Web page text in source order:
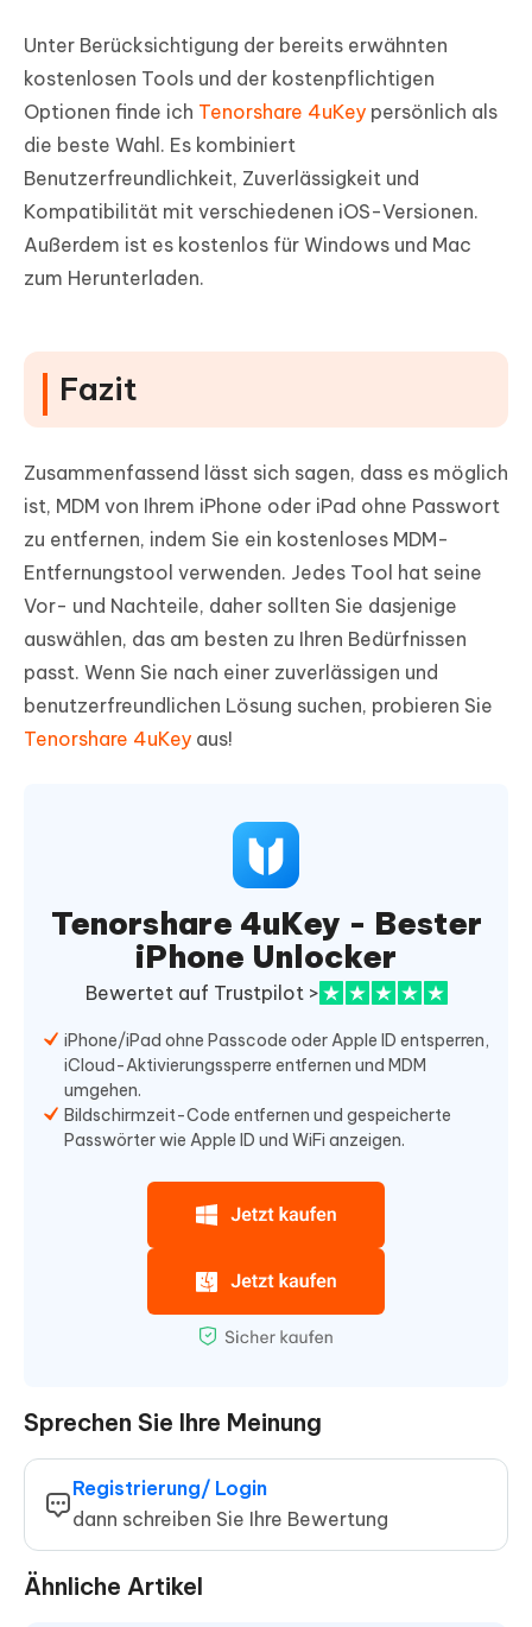
Unter Berücksichtigung der bereits erwähnten
kostenlosen Tools und der kostenpflichtigen
Optionen finde ich Tenorshare 4uKey persönlich als
die beste Wahl. Es kombiniert
Benutzerfreundlichkeit, Zuverlässigkeit und
Kompatibilität mit verschiedenen iOS-Versionen.
Außerdem ist es kostenlos für Windows und Mac
zum Herunterladen.
Fazit
Zusammenfassend lässt sich sagen, dass es möglich
ist, MDM von Ihrem iPhone oder iPad ohne Passwort
zu entfernen, indem Sie ein kostenloses MDM-
Entfernungstool verwenden. Jedes Tool hat seine
Vor- und Nachteile, daher sollten Sie dasjenige
auswählen, das am besten zu Ihren Bedürfnissen
passt. Wenn Sie nach einer zuverlässigen und
benutzerfreundlichen Lösung suchen, probieren Sie
Tenorshare 4uKey aus!
Tenorshare 4uKey - Bester
iPhone Unlocker
Bewertet auf Trustpilot >
iPhone/iPad ohne Passcode oder Apple ID entsperren,
iCloud-Aktivierungssperre entfernen und MDM
umgehen.
Bildschirmzeit-Code entfernen und gespeicherte
Passwörter wie Apple ID und WiFi anzeigen.
Sprechen Sie Ihre Meinung
Registrierung/ Login
dann schreiben Sie Ihre Bewertung
Ähnliche Artikel